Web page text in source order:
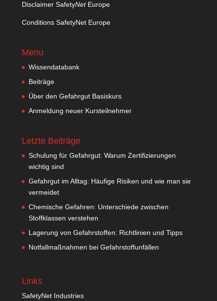
Disclaimer SafetyNetEurope
Conditions SafetyNet Europe
Menu
Wissendatabank
Beiträge
Über den Gefahrgut Basiskurs
Anmeldung neuer Kursteilnehmer
Letzte Beiträge
Schulung für Gefahrgut: Warum Zertifizierungen
wichtig sind
Gefahrgut im Alltag: Häufige Risiken und wie man sie
vermeidet
Chemische Gefahren: Unterschiede zwischen
Stoffklassen verstehen
Lagerung von Gefahrstoffen: Richtlinien und Tipps
Notfallmaßnahmen bei Gefahrstoffunfällen
Links
SafetyNet Industries